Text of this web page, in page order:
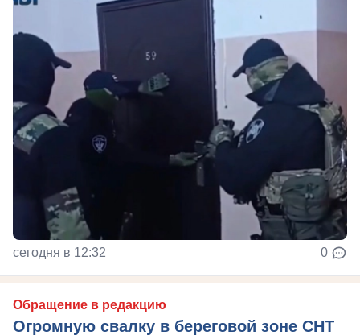
сегодня в 12:32 0
Обращение в редакцию
Огромную свалку в береговой зоне СНТ